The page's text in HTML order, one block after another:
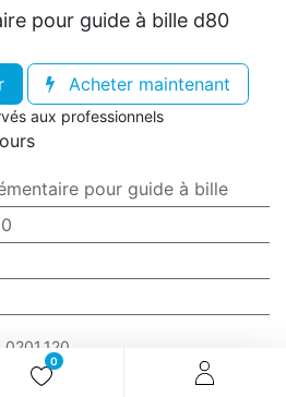
0
pour guide à bille d80
Acheter maintenant
aux professionnels
pour guide à bille